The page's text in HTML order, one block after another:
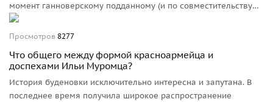
момент ганноверскому подданному (и по совместительству
бельгийскому фабриканту) пришла в голову мысль о таком
экзотическом сотрудничестве, но, вероятно, ключевым
конкурентов. По крайней мере, понятно, что такого успеха на
европейском и тем более американском рынке достичь было
бы невозможно.
Просмотров 8277
Что общего между формой красноармейца и
доспехами Ильи Муромца?
История буденовки исключительно интересна и запутана. В
последнее время получила широкое распространение